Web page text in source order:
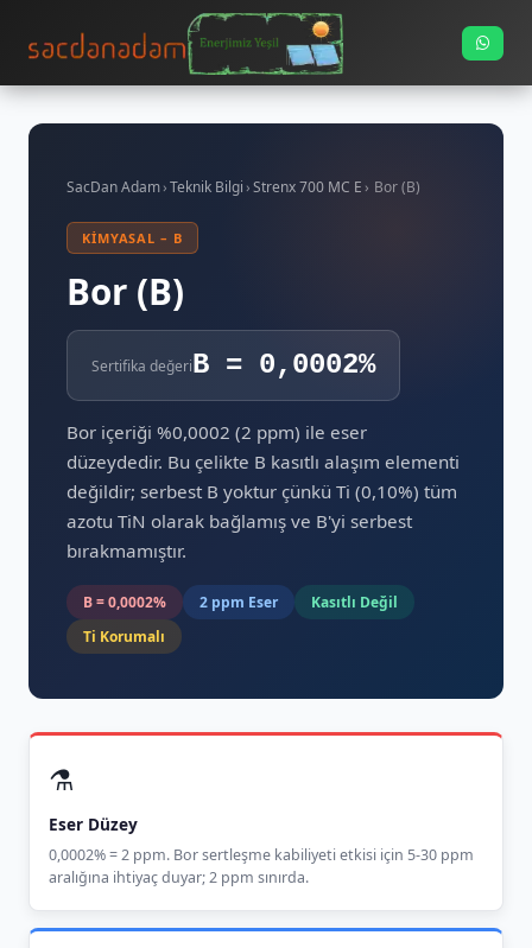
SacDan Adam›Teknik Bilgi›Strenx 700 MC E› Bor (B)
KIMYASAL – B
Bor (B)
Sertifika değeriB = 0,0002%
Bor içeriği %0,0002 (2 ppm) ile eser
düzeydedir. Bu çelikte B kasıtlı alaşım elementi
değildir; serbest B yoktur çünkü Ti (0,10%) tüm
azotu TiN olarak bağlamış ve B'yi serbest
bırakmamıştır.
B = 0,0002% 2 ppm Eser
Kasıtlı Değil
Ti Korumalı
⚗️
Eser Düzey
0,0002% = 2 ppm. Bor sertleşme kabiliyeti etkisi için 5-30 ppm
aralığına ihtiyaç duyar; 2 ppm sınırda.